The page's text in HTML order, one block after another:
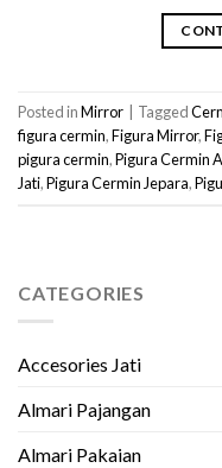
Posted inMirror Tagged
figura cermin,Figura Mirror,
pigura cermin,Pigura Cermin
Jati,Pigura Cermin Jepara,
CATEGORIES
Accesories Jati
Almari Pajangan
Almari Pakaian